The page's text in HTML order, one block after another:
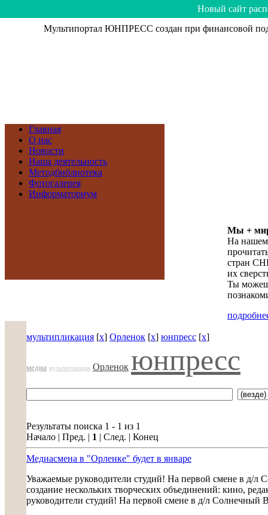
Hoвый caйт
Мультипортал ЮНПРЕСС создан при финансовой
Главная
О нас
Новости
Наша деятельность
Методбиблиотека
Фотогалерея
Информаториум
Мы + мир
На
стран
их
Ты
мультипликация [x] Орленок [x] юнпресс [x]
медиа мультипликация Орленок юнпресс
Результаты поиска 1 - 1 из 1
Начало | Пред. | 1 | След. | Конец
Медиасмена в "Орленке" будет в январе
Уважаемые руководители студий! На первой смене в д/
создание нескольких творческих объединений: кино,
руководители студий! На первой смене в д/л Солнечный